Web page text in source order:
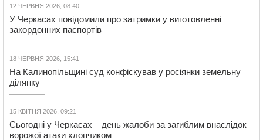
12 ЧЕРВНЯ 2026, 08:40
У Черкасах повідомили про затримки у виготовленні
закордонних паспортів
18 ЧЕРВНЯ 2026, 15:41
На Калинопільщині суд конфіскував у росіянки земельну
ділянку
15 КВІТНЯ 2026, 09:21
Сьогодні у Черкасах – день жалоби за загиблим внаслідок
ворожої атаки хлопчиком